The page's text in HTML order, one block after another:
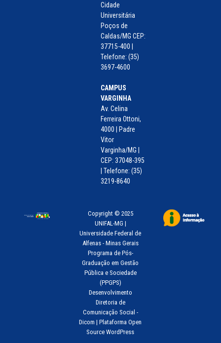
Cidade
Universitária
Poços de
Caldas/MG CEP:
37715-400 |
Telefone: (35)
3697-4600
CAMPUS
VARGINHA
Av. Celina
Ferreira Ottoni,
4000 | Padre
Vitor
Varginha/MG |
CEP: 37048-395
| Telefone: (35)
3219-8640
Copyright © 2025
UNIFAL-MG |
Universidade Federal de
Alfenas - Minas Gerais
Programa de Pós-
Graduação em Gestão
Pública e Sociedade
(PPGPS)
Desenvolvimento
Diretoria de
Comunicação Social -
Dicom | Plataforma Open
Source WordPress